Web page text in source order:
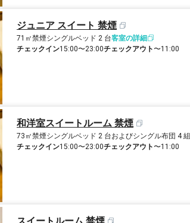
ジュニア スイート 禁煙
71㎡禁煙シングルベッド 2 台客室の詳細
チェックイン15:00〜23:00チェックアウト〜11:00
和洋室スイートルーム 禁煙
73㎡禁煙シングルベッド 2 台およびシングル布団 4 組
チェックイン15:00〜23:00チェックアウト〜11:00